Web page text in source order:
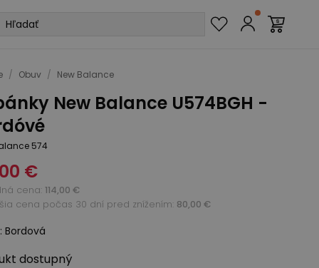
/ Obuv / New Balance
New Balance U574BGH -
574
€
cena 114,00 €
cena počas 30 dní pred znížením: 80,00 €
: Bordová
dostupný